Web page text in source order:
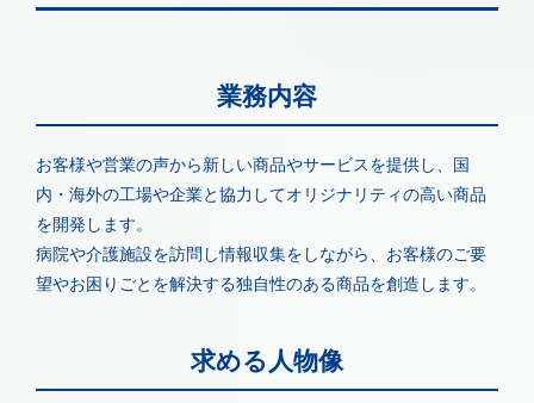
業務内容
お客様や営業の声から新しい商品やサービスを提供し、国
内・海外の工場や企業と協力してオリジナリティの高い商品
を開発します。
病院や介護施設を訪問し情報収集をしながら、お客様のご要
望やお困りごとを解決する独自性のある商品を創造します。
求める人物像